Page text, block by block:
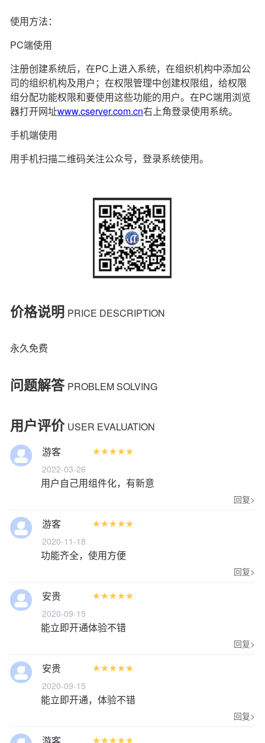
价格说明 PRICE DESCRIPTION
问题解答 PROBLEM SOLVING
用户评价 USER EVALUATION
游客
2022-03-26






用户自己用组件化，有新意
回复>
游客
2020-11-18






功能齐全，使用方便
回复>
安贵
2020-09-15






能立即开通体验不错
回复>
安贵
2020-09-15






能立即开通，体验不错
回复>
游客 




